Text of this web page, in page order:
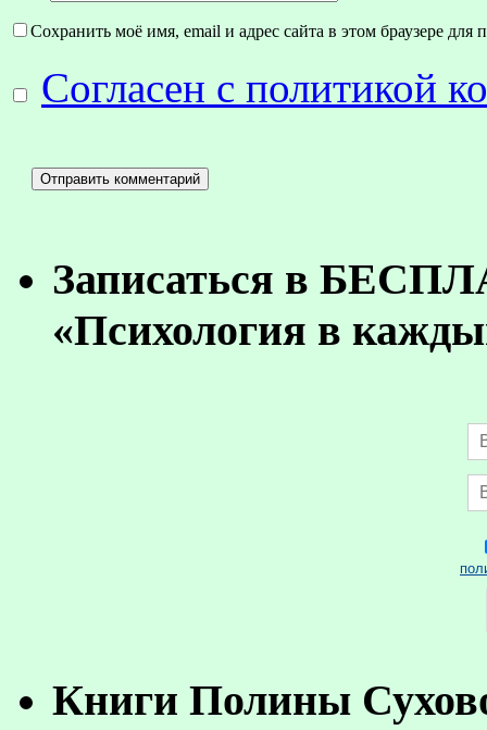
Сохранить моё имя, email и адрес сайта в этом браузере
Согласен с политикой
Записаться в
«Психология в
Книги Полины